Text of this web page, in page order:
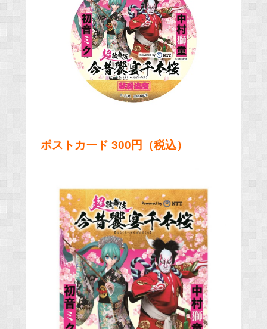
ポストカード 300円（税込）